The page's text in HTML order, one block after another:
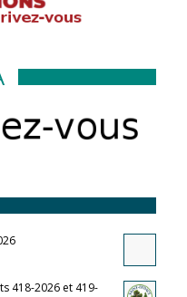
418-2026 et 419-